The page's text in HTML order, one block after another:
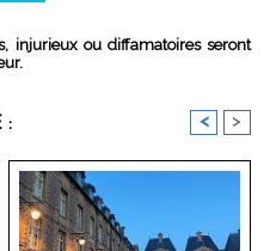
injurieux ou diffamatoires seront
: < >